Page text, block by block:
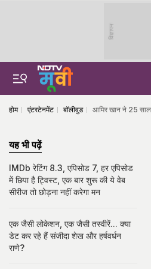
विज्ञापन
होम एंटरटेनमेंट बॉलीवुड आमिर खान ने 25 साल
यह भी पढ़ें
IMDb रेटिंग 8.3, एपिसोड 7, हर एपिसोड
में छिपा है ट्विस्ट, एक बार शुरू की ये वेब
सीरीज तो छोड़ना नहीं करेगा मन
एक जैसी लोकेशन, एक जैसी तस्वीरें... क्या
डेट कर रहे हैं संजीदा शेख और हर्षवर्धन
राणे?